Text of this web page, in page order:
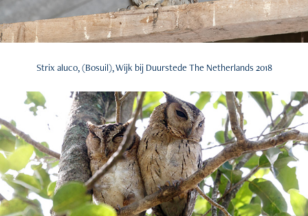
Strix aluco, (Bosuil), Wijk bij Duurstede The Netherlands 2018